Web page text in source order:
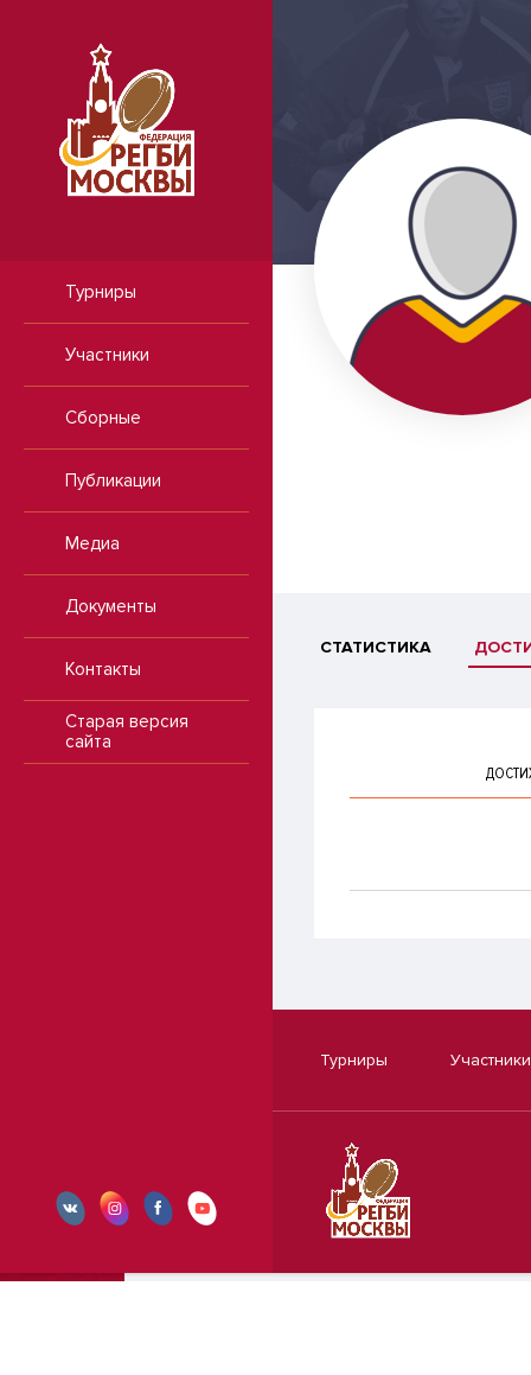
Турниры
Участники
Сборные
Публикации
Медиа
Документы
Контакты
Старая версия
сайта
СТАТИСТИКА
Турниры Участники